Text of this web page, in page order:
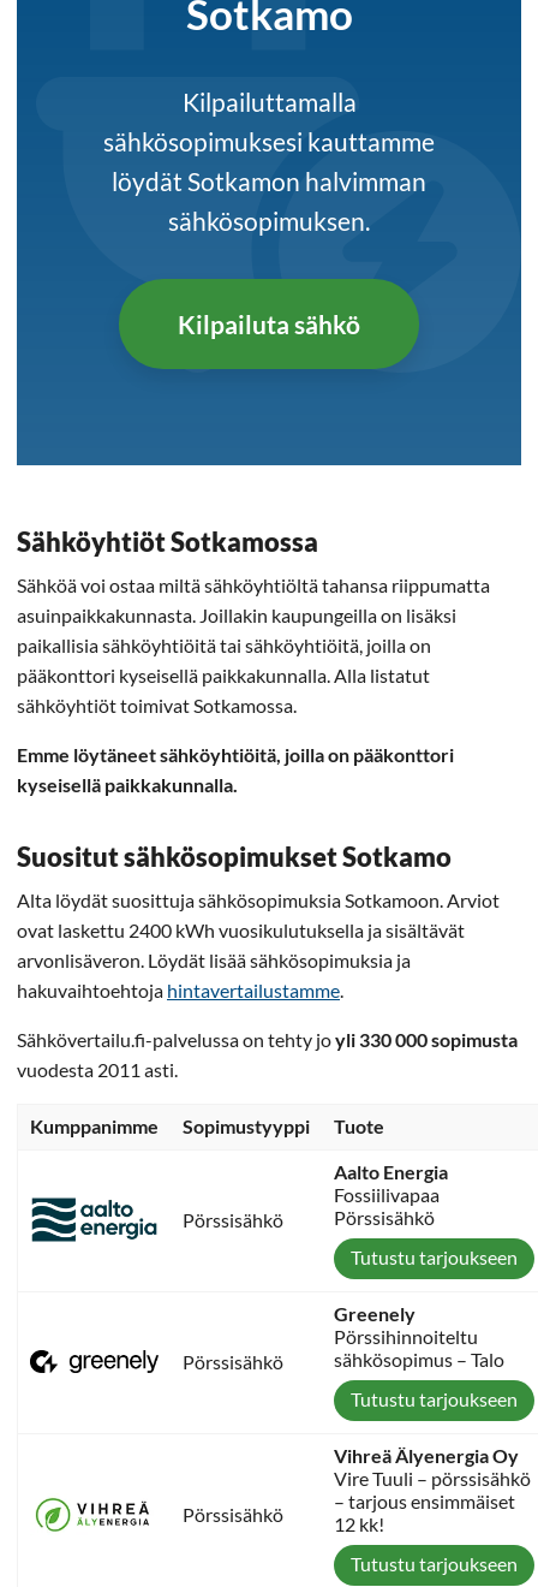
Sotkamo
Kilpailuttamalla
sähkösopimuksesi kauttamme
löydät Sotkamon halvimman
sähkösopimuksen.
Kilpailuta sähkö
Sähköyhtiöt Sotkamossa
Sähköä voi ostaa miltä sähköyhtiöltä tahansa riippumatta
asuinpaikkakunnasta. Joillakin kaupungeilla on lisäksi
paikallisia sähköyhtiöitä tai sähköyhtiöitä, joilla on
pääkonttori kyseisellä paikkakunnalla. Alla listatut
sähköyhtiöt toimivat Sotkamossa.
Emme löytäneet sähköyhtiöitä, joilla on pääkonttori
kyseisellä paikkakunnalla.
Suositut sähkösopimukset Sotkamo
Alta löydät suosittuja sähkösopimuksia Sotkamoon. Arviot
ovat laskettu 2400 kWh vuosikulutuksella ja sisältävät
arvonlisäveron. Löydät lisää sähkösopimuksia ja
hakuvaihtoehtoja hintavertailustamme
Sähkövertailu.fi-palvelussa on tehty joyli 330 000 sopimusta
vuodesta 2011 asti.
Kumppanimme Sopimustyyppi Tuote
Pörssisähkö
Aalto Energia
Fossiilivapaa
Pörssisähkö
Tutustu tarjoukseen
Pörssisähkö
Greenely
Pörssihinnoiteltu
sähkösopimus – Talo
Tutustu tarjoukseen
Pörssisähkö
Vihreä Älyenergia Oy
Vire Tuuli – pörssisähkö
– tarjous ensimmäiset
12 kk!
Tutustu tarjoukseen